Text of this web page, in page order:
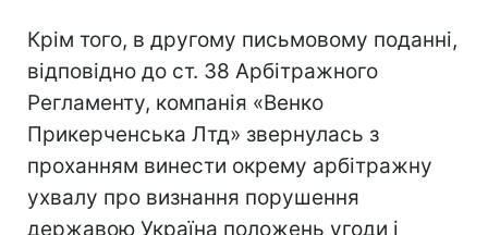
Крім того, в другому письмовому поданні,
відповідно до ст. 38 Арбітражного
Регламенту, компанія «Венко
Прикерченська Лтд» звернулась з
проханням винести окрему арбітражну
ухвалу про визнання порушення
державою Україна положень угоди і